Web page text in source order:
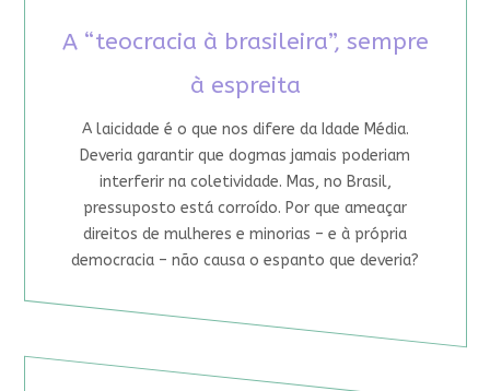
A “teocracia à brasileira”, sempre
à espreita
A laicidade é o que nos difere da Idade Média.
Deveria garantir que dogmas jamais poderiam
interferir na coletividade. Mas, no Brasil,
pressuposto está corroído. Por que ameaçar
direitos de mulheres e minorias – e à própria
democracia – não causa o espanto que deveria?